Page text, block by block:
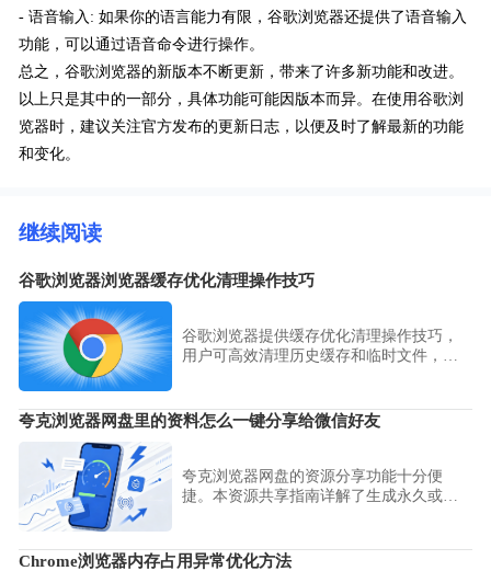
- 语音输入: 如果你的语言能力有限，谷歌浏览器还提供了语音输入
功能，可以通过语音命令进行操作。
总之，谷歌浏览器的新版本不断更新，带来了许多新功能和改进。
以上只是其中的一部分，具体功能可能因版本而异。在使用谷歌浏
览器时，建议关注官方发布的更新日志，以便及时了解最新的功能
和变化。
继续阅读
谷歌浏览器浏览器缓存优化清理操作技巧
谷歌浏览器提供缓存优化清理操作技巧，
用户可高效清理历史缓存和临时文件，提
夸克浏览器网盘里的资料怎么一键分享给微信好友
夸克浏览器网盘的资源分享功能十分便
捷。本资源共享指南详解了生成永久或临
Chrome浏览器内存占用异常优化方法